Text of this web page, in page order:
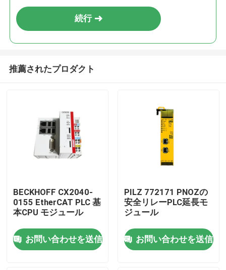
続行
推薦されたプロダクト
BECKHOFF CX2040-
0155 EtherCAT PLC 基
本CPU モジュール
お問い合わせを送信
PILZ 772171 PNOZの
安全リレーPLC延長モ
ジュール
お問い合わせを送信